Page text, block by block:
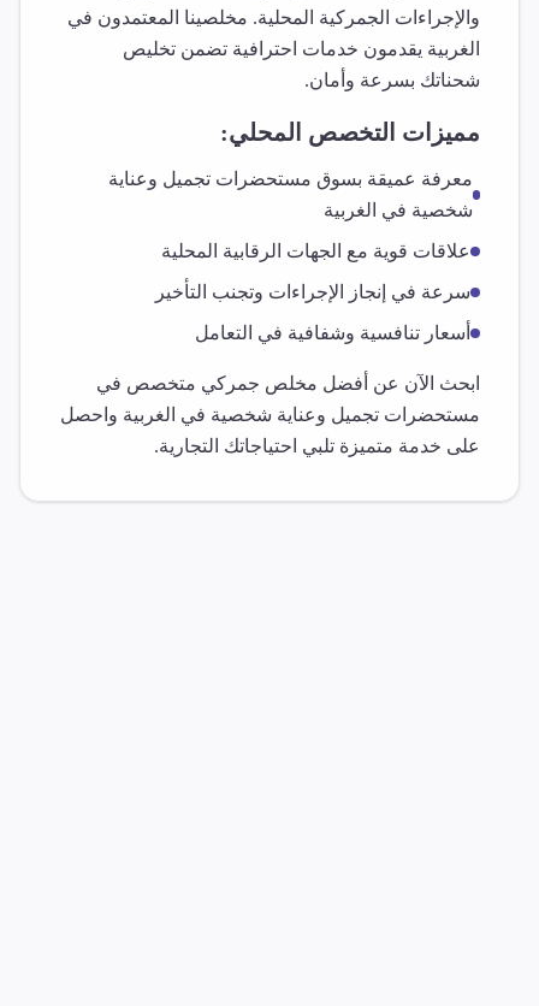
والإجراءات الجمركية المحلية. مخلصينا المعتمدون في
الغربية يقدمون خدمات احترافية تضمن تخليص
شحناتك بسرعة وأمان.
مميزات التخصص المحلي:
معرفة عميقة بسوق مستحضرات تجميل وعناية
شخصية في الغربية
علاقات قوية مع الجهات الرقابية المحلية
سرعة في إنجاز الإجراءات وتجنب التأخير
أسعار تنافسية وشفافية في التعامل
ابحث الآن عن أفضل مخلص جمركي متخصص في
مستحضرات تجميل وعناية شخصية في الغربية واحصل
على خدمة متميزة تلبي احتياجاتك التجارية.